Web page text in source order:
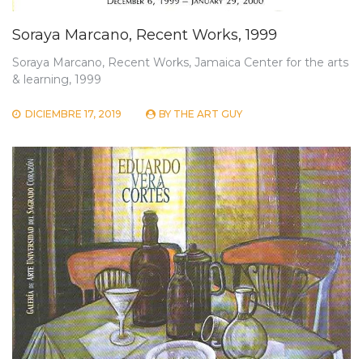
Soraya Marcano, Recent Works, 1999
Soraya Marcano, Recent Works, Jamaica Center for the arts
& learning, 1999
DICIEMBRE 17, 2019 BY THE ART GUY